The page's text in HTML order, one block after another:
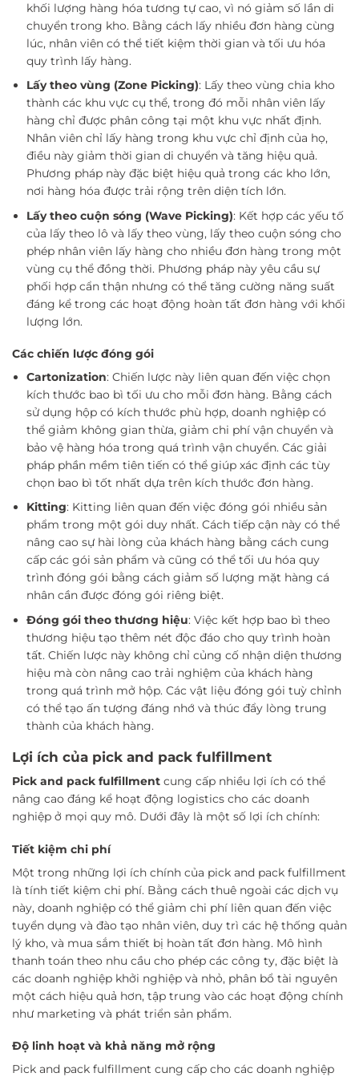
khối lượng hàng hóa tương tự cao, vì nó giảm số lần di
chuyển trong kho. Bằng cách lấy nhiều đơn hàng cùng
lúc, nhân viên có thể tiết kiệm thời gian và tối ưu hóa
quy trình lấy hàng.
Lấy theo vùng (Zone Picking): Lấy theo vùng chia kho
thành các khu vực cụ thể, trong đó mỗi nhân viên lấy
hàng chỉ được phân công tại một khu vực nhất định.
Nhân viên chỉ lấy hàng trong khu vực chỉ định của họ,
điều này giảm thời gian di chuyển và tăng hiệu quả.
Phương pháp này đặc biệt hiệu quả trong các kho lớn,
nơi hàng hóa được trải rộng trên diện tích lớn.
Lấy theo cuộn sóng (Wave Picking): Kết hợp các yếu tố
của lấy theo lô và lấy theo vùng, lấy theo cuộn sóng cho
phép nhân viên lấy hàng cho nhiều đơn hàng trong một
vùng cụ thể đồng thời. Phương pháp này yêu cầu sự
phối hợp cẩn thận nhưng có thể tăng cường năng suất
đáng kể trong các hoạt động hoàn tất đơn hàng với khối
lượng lớn.
Các chiến lược đóng gói
Cartonization: Chiến lược này liên quan đến việc chọn
kích thước bao bì tối ưu cho mỗi đơn hàng. Bằng cách
sử dụng hộp có kích thước phù hợp, doanh nghiệp có
thể giảm không gian thừa, giảm chi phí vận chuyển và
bảo vệ hàng hóa trong quá trình vận chuyển. Các giải
pháp phần mềm tiên tiến có thể giúp xác định các tùy
chọn bao bì tốt nhất dựa trên kích thước đơn hàng.
Kitting: Kitting liên quan đến việc đóng gói nhiều sản
phẩm trong một gói duy nhất. Cách tiếp cận này có thể
nâng cao sự hài lòng của khách hàng bằng cách cung
cấp các gói sản phẩm và cũng có thể tối ưu hóa quy
trình đóng gói bằng cách giảm số lượng mặt hàng cá
nhân cần được đóng gói riêng biệt.
Đóng gói theo thương hiệu: Việc kết hợp bao bì theo
thương hiệu tạo thêm nét độc đáo cho quy trình hoàn
tất. Chiến lược này không chỉ củng cố nhận diện thương
hiệu mà còn nâng cao trải nghiệm của khách hàng
trong quá trình mở hộp. Các vật liệu đóng gói tuỳ chỉnh
có thể tạo ấn tượng đáng nhớ và thúc đẩy lòng trung
thành của khách hàng.
Lợi ích của pick and pack fulfillment
Pick and pack fulfillment cung cấp nhiều lợi ích có thể
nâng cao đáng kể hoạt động logistics cho các doanh
nghiệp ở mọi quy mô. Dưới đây là một số lợi ích chính:
Tiết kiệm chi phí
Một trong những lợi ích chính của pick and pack fulfillment
là tính tiết kiệm chi phí. Bằng cách thuê ngoài các dịch vụ
này, doanh nghiệp có thể giảm chi phí liên quan đến việc
tuyển dụng và đào tạo nhân viên, duy trì các hệ thống quản
lý kho, và mua sắm thiết bị hoàn tất đơn hàng. Mô hình
thanh toán theo nhu cầu cho phép các công ty, đặc biệt là
các doanh nghiệp khởi nghiệp và nhỏ, phân bổ tài nguyên
một cách hiệu quả hơn, tập trung vào các hoạt động chính
như marketing và phát triển sản phẩm.
Độ linh hoạt và khả năng mở rộng
Pick and pack fulfillment cung cấp cho các doanh nghiệp